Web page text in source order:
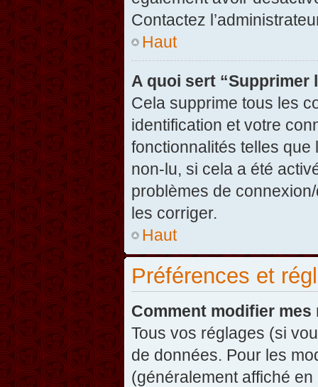
Contactez
Haut
A quoi sert “Supprimer
Cela supprime tous les
identification et votre
fonctionnalités telles que
non-lu, si cela a été
problèmes de
les corriger.
Haut
Préférences et
Comment modifier mes
Tous vos réglages (si
de données. Pour les
(généralement affiché